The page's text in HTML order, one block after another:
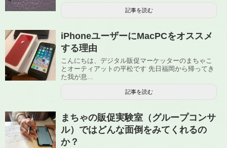
記事を読む
iPhoneユーザーにMacPCをオススメ
する理由
こんにちは、デジタル販促マーケッターのまちゃこ
とオーティアットの平松です 先日福岡から帰ってき
た我が息...
記事を読む
まちゃの販促実験室（グループコンサ
ル）ではどんな面倒をみてくれるの
か？